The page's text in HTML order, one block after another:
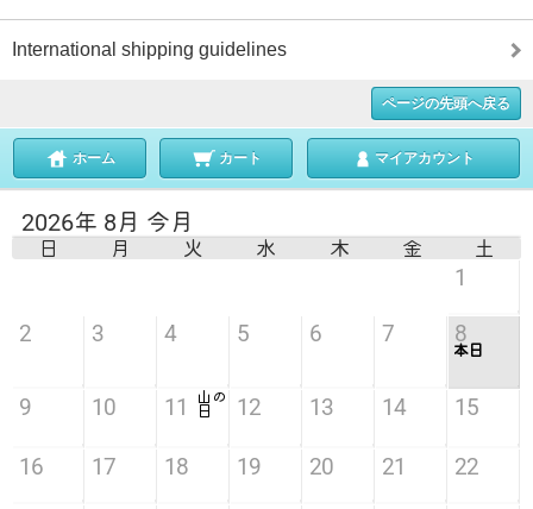
International shipping guidelines
ページの先頭へ戻る
ホーム カート マイアカウント